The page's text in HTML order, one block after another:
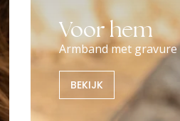
Voor hem
Armband met gravure
BEKIJK